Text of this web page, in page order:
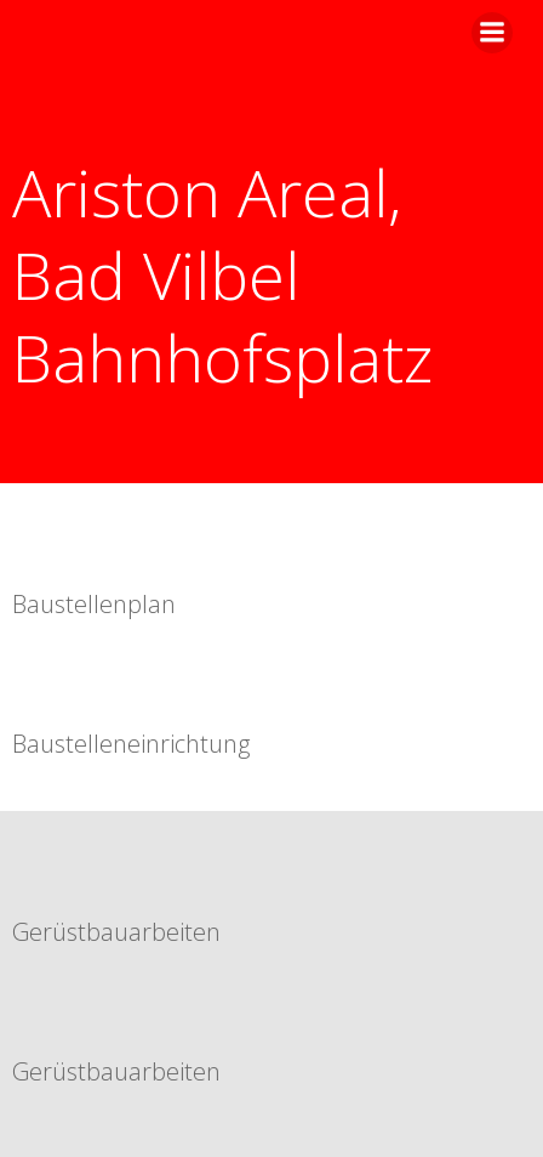
Ariston Areal,
Bad Vilbel
Bahnhofsplatz
Baustellenplan
Baustelleneinrichtung
Gerüstbauarbeiten
Gerüstbauarbeiten